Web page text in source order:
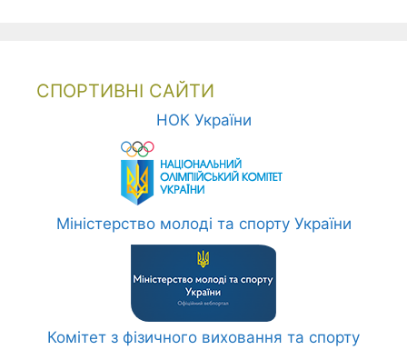
СПОРТИВНІ САЙТИ
НОК України
Міністерство молоді та спорту України
Комітет з фізичного виховання та спорту